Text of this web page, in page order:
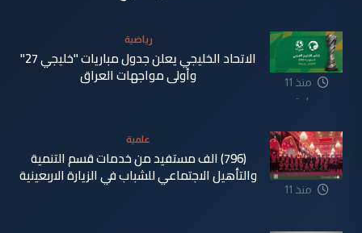
منذ 11
ساعة
رياضية
الاتحاد الخليجي يعلن جدول مباريات "خليجي 27"
وأولى مواجهات العراق
منذ 11
علمية
(796) الف مستفيد من خدمات قسم التنمية
والتأهيل الاجتماعي للشباب في الزيارة الاربعينية